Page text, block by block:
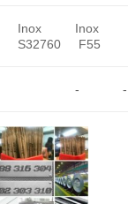
Inox
S32760
Inox
F55
- -